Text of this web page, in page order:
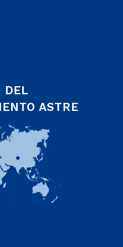
DEL
ASTRE